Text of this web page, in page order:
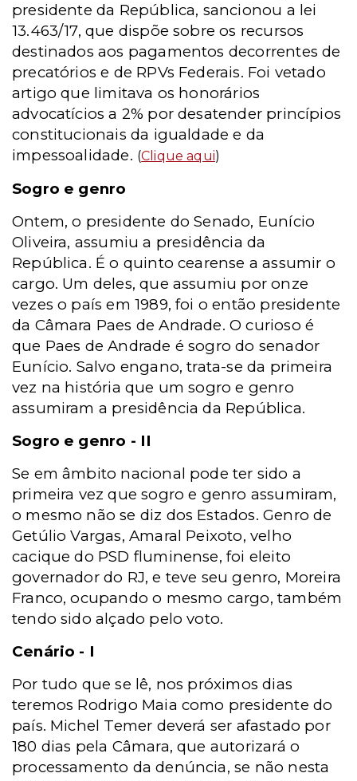
presidente da República, sancionou a lei
13.463/17, que dispõe sobre os recursos
destinados aos pagamentos decorrentes de
precatórios e de RPVs Federais. Foi vetado
artigo que limitava os honorários
advocatícios a 2% por desatender princípios
constitucionais da igualdade e da
impessoalidade. (Clique aqui)
Sogro e genro
Ontem, o presidente do Senado, Eunício
Oliveira, assumiu a presidência da
República. É o quinto cearense a assumir o
cargo. Um deles, que assumiu por onze
vezes o país em 1989, foi o então presidente
da Câmara Paes de Andrade. O curioso é
que Paes de Andrade é sogro do senador
Eunício. Salvo engano, trata-se da primeira
vez na história que um sogro e genro
assumiram a presidência da República.
Sogro e genro - II
Se em âmbito nacional pode ter sido a
primeira vez que sogro e genro assumiram,
o mesmo não se diz dos Estados. Genro de
Getúlio Vargas, Amaral Peixoto, velho
cacique do PSD fluminense, foi eleito
governador do RJ, e teve seu genro, Moreira
Franco, ocupando o mesmo cargo, também
tendo sido alçado pelo voto.
Cenário - I
Por tudo que se lê, nos próximos dias
teremos Rodrigo Maia como presidente do
país. Michel Temer deverá ser afastado por
180 dias pela Câmara, que autorizará o
processamento da denúncia, se não nesta